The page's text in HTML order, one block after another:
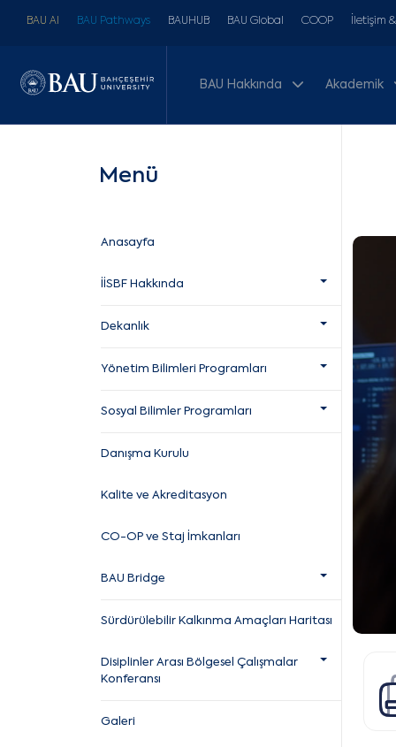
BAU AI BAU Pathways BAUHUB BAU Global COOP İletişim
BAU Hakkında Akademik
Menü
Anasayfa
İİSBF Hakkında
Dekanlık
Yönetim Bilimleri Programları
Sosyal Bilimler Programları
Danışma Kurulu
Kalite ve Akreditasyon
CO-OP ve Staj İmkanları
BAU Bridge
Sürdürülebilir Kalkınma Amaçları Haritası
Disiplinler Arası Bölgesel Çalışmalar
Konferansı
Galeri